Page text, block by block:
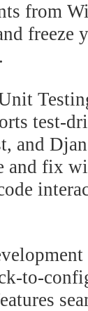
from
test-
and
and fix
to-